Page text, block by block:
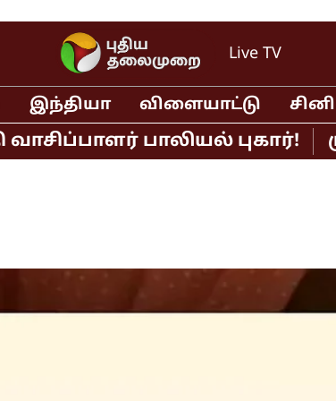
Live TV
இந்தியா விளையாட்டு
பாலியல் புகார்!